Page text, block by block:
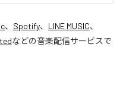
、 Spotify、 LINE MUSIC、
などの音楽配信サービスで